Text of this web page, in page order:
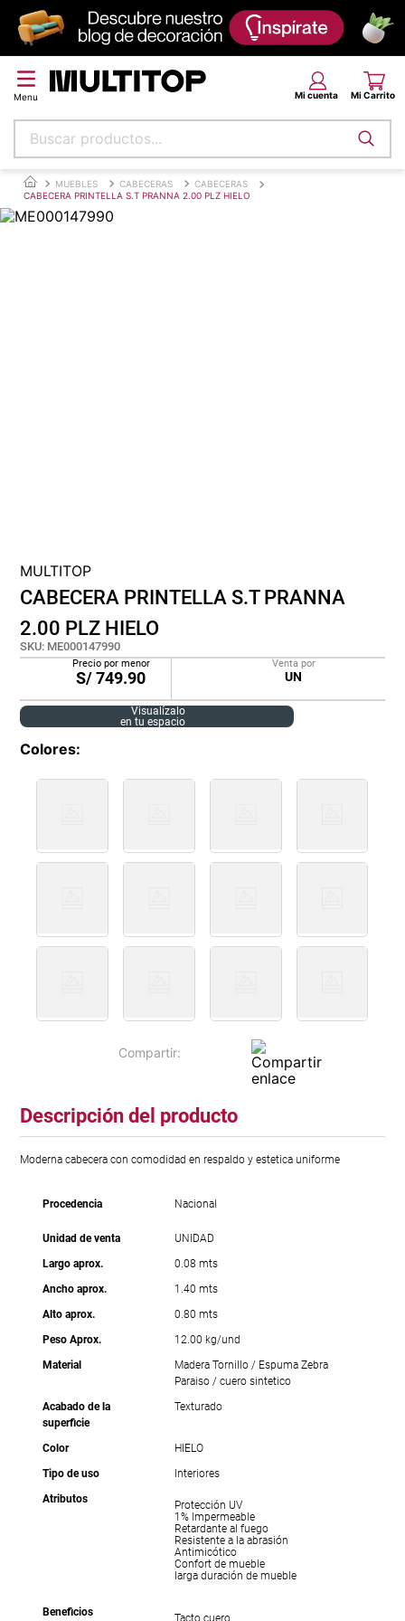
Buscar productos...
MUEBLES CABECERAS
CABECERAS
CABECERA PRINTELLA S.T PRANNA 2.00 PLZ HIELO
MULTITOP
CABECERA PRINTELLA S.T PRANNA
2.00 PLZ HIELO
SKU: ME000147990
Precio por menor
S/749.90
Venta por
UN
Visualízalo
en tu espacio
Colores
Descripción del producto
Moderna cabecera con comodidad en respaldo y estetica uniforme
Procedencia Nacional
Unidad de venta
UNIDAD
Largo aprox.
0.08 mts
Ancho aprox.
1.40 mts
Alto aprox.
0.80 mts
Peso Aprox.
12.00 kg/und
Material
Madera Tornillo / Espuma Zebra
Paraiso / cuero sintetico
Acabado de la
superficie
Texturado
Color
HIELO
Tipo de uso
Interiores
Atributos
Protección UV
1% Impermeable
Retardante al fuego
Resistente a la abrasión
Antimicótico
Confort de mueble
larga duración de mueble
Beneficios Tacto cuero
Términos más buscados
papel tapiz